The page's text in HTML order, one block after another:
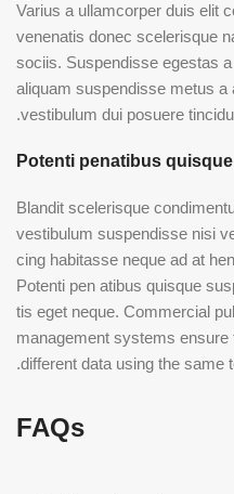
Varius a ullamcorper duis elit
venenatis donec scelerisque
sociis. Suspendisse egestas
aliquam suspendisse metus
vestibulum dui posuere
Potenti penatibus quisque
Blandit scelerisque
vestibulum suspendisse nisi
cing habitasse neque ad at
Potenti pen atibus quisque
tis eget neque. Commercial
management systems
different data using the same
FAQs